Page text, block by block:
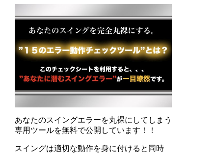
あなたのスイングエラーを丸裸にしてしまう
専用ツールを無料で公開しています！！
スイングは適切な動作を身に付けると同時